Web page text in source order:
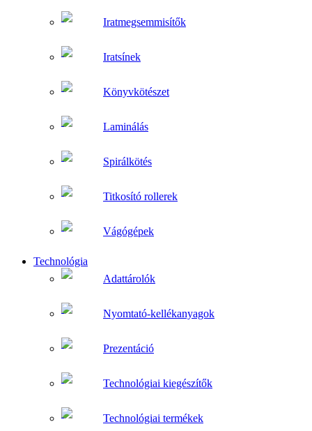
Iratmegsemmisítők
Iratsínek
Könyvkötészet
Laminálás
Spirálkötés
Titkosító rollerek
Vágógépek
Technológia
Adattárolók
Nyomtató-kellékanyagok
Prezentáció
Technológiai kiegészítők
Technológiai termékek